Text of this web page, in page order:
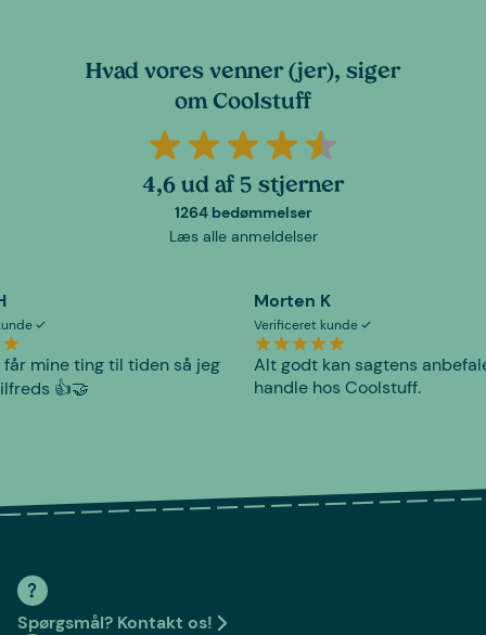
Hvad vores venner (jer), siger
om Coolstuff
4,6 ud af 5 stjerner
1264 bedømmelser
Læs alle anmeldelser
får mine ting til tiden så jeg
👍🤝
Morten K
Verificeret kunde
Alt godt kan sagtens
handle hos Coolstuff.
Spørgsmål? Kontakt os!